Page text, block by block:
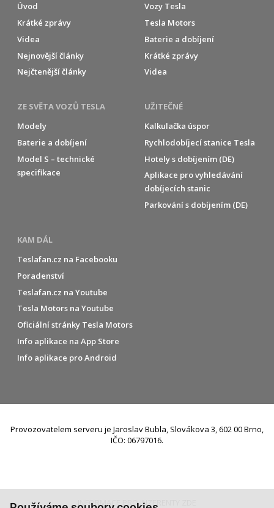
Úvod
Krátké zprávy
Videa
Nejnovější články
Nejčtenější články
Vozy Tesla
Tesla Motors
Baterie a dobíjení
Krátké zprávy
Videa
ZE SVĚTA VOZŮ TESLA
Modely
Baterie a dobíjení
Model S – technické
specifikace
UŽITEČNÉ
Kalkulačka úspor
Rychlodobíjecí stanice Tesla
Hotely s dobíjením (DE)
Aplikace pro vyhledávání
dobíjecích stanic
Parkování s dobíjením (DE)
KAM DÁL
Teslafan.cz na Facebooku
Poradenství
Teslafan.cz na Youtube
Tesla Motors na Youtube
Oficiální stránky Tesla Motors
Info aplikace na App Store
Info aplikace pro Android
Provozovatelem serveru je Jaroslav Bubla, Slovákova 3, 602 00 Brno,
IČO: 06797016.
INFORMACE PRO INZERENTY ZDE